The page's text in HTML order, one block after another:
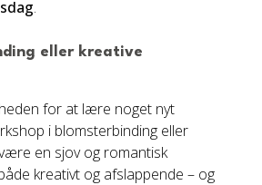
.
eller kreative
for at lære noget nyt
i blomsterbinding eller
en sjov og romantisk
kreativt og afslappende – og